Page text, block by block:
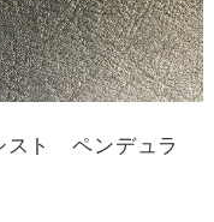
スト ペンデュラ